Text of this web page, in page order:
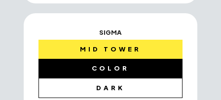
SIGMA
MID TOWER
COLOR
DARK